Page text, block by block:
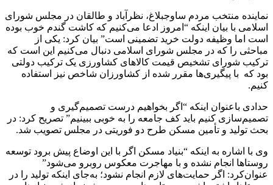
نماینده منتخب مردم ساوجبلاغ، نظرآباد و طالقان در مجلس شورای
اسلامی با بیان اینکه “امروز ادعا می‌کنیم که کاشت گندم خوب بوده
است اما وظیفه دولت خرید تضمینی است” بیان کرد: یکی از
مباحثی را که در مجلس شورای اسلامی دنبال می‌کنیم این است که
ترکیب شورای تشخیص قیمت کالاهای کشاورزی یک ترکیب دولتی
بود که با پیگیری‌ها مقرر شده از کشاورزان شاخص نیز استفاده
کنیم.
حدادی باعنوان اینکه “اگر بخواهیم درست تصمیم‌گیری و
تصمیم‌سازی کنیم باید کف جامعه را به خوبی ببینیم” تصریح کرد: در
بحث تولید و تأمین مسکن طرح دو فوریتی در مجلس تصویب شد.
وی با اشاره به اینکه “بنیاد مسکن اگر با این اوضاع پیش برود توسعه
روستاها انجام نشده و با مهاجرت معکوس روبرو می‌شود”
عنوان‌کرد: اگر حمایت‌های لازم انجام نشود؛ به‌جای اینکه تولید را در